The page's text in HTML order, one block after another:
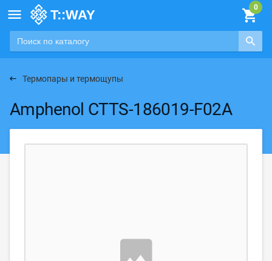

Термопары и термощупы
Amphenol CTTS-186019-F02A